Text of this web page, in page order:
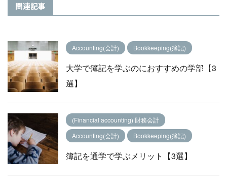
関連記事
Accounting(会計) Bookkeeping(簿記)
大学で簿記を学ぶのにおすすめの学部【3
選】
(Financial accounting) 財務会計
Accounting(会計)
Bookkeeping(簿記)
簿記を通学で学ぶメリット【3選】